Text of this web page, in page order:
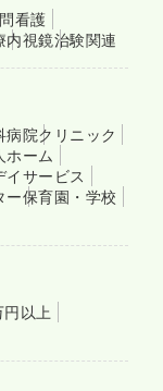
看護
内視鏡治験関連
病院クリニック
ホーム
イサービス
ー保育園・学校
以上